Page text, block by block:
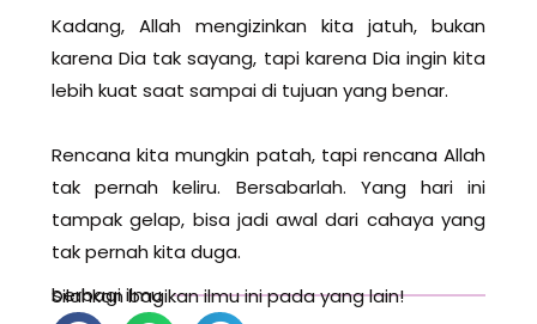
Kadang, Allah mengizinkan kita jatuh, bukan
karena Dia tak sayang, tapi karena Dia ingin kita
lebih kuat saat sampai di tujuan yang benar.
Rencana kita mungkin patah, tapi rencana Allah
tak pernah keliru. Bersabarlah. Yang hari ini
tampak gelap, bisa jadi awal dari cahaya yang
tak pernah kita duga.
berbagi ilmu
Silahkan bagikan ilmu ini pada yang lain!